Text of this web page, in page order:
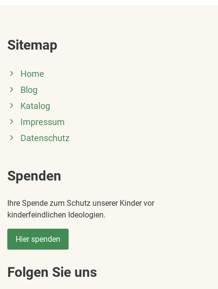
Sitemap
Home
Blog
Katalog
Impressum
Datenschutz
Spenden
Ihre Spende zum Schutz unserer Kinder vor
kinderfeindlichen Ideologien.
Hier spenden
Folgen Sie uns